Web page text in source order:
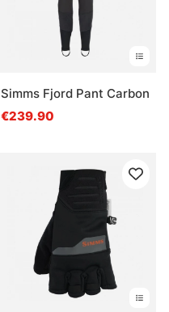
Simms Fjord Pant Carbon
€239.90